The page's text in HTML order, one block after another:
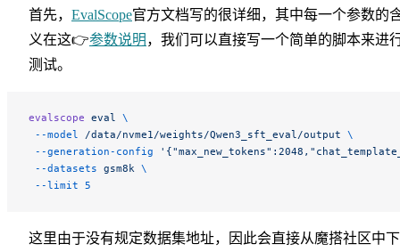
首先， EvalScope官方文档写的很详细，其中每一个参数的
义在这👉参数说明 ，我们可以直接写一个简单的脚本来进
测试。
evalscope eval \
--model /data/nvme1/weights/Qwen3_sft_eval/output \
--generation-config
--datasets gsm8k \
--limit 5
这里由于没有规定数据集地址，因此会直接从魔搭社区中